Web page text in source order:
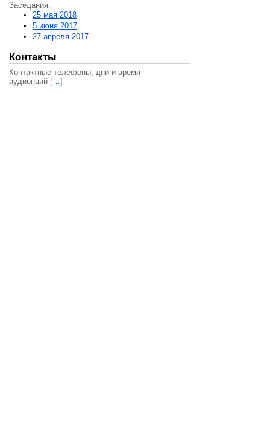
Заседания:
25 мая 2018
5 июня 2017
27 апреля 2017
Контакты
Контактные телефоны, дни и время
аудиенций […]